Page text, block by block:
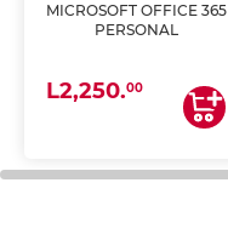
MICROSOFT OFFICE 365
PERSONAL
L2,250.00